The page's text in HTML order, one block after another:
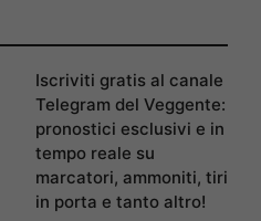
Iscriviti gratis al canale
Telegram del Veggente:
pronostici esclusivi e in
tempo reale su
marcatori, ammoniti, tiri
in porta e tanto altro!